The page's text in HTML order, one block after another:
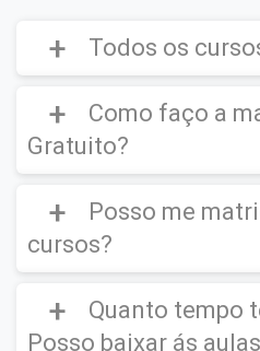
Todos os
Curso Gratuito,
Certificado Digital é
IMPORTANTE(O
Como faço a
Gratuito?
CLIQUE AQUI para
efetuar a matrícula em
Posso me
cursos?
Você poderá se
cursos desejar.
Quanto tempo
Posso baixar ás